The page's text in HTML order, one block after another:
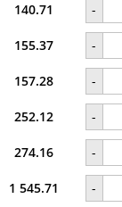
140.71 -
155.37 -
157.28 -
252.12 -
274.16 -
1 545.71 -